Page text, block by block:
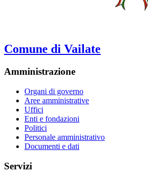
Comune di Vailate
Amministrazione
Organi di governo
Aree amministrative
Uffici
Enti e fondazioni
Politici
Personale amministrativo
Documenti e dati
Servizi